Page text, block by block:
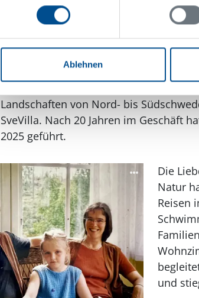
Ablehnen
Wer ist SveVilla?
Landschaften von Nord- bis
SveVilla. Nach 20 Jahren im Geschäft
2025 geführt.
Die
Natur
Reisen
und